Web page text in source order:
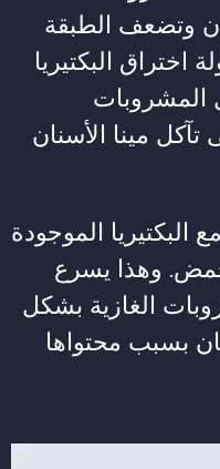
وتضعف الطبقة
اختراق البكتيريا
المشروبات
مينا الأسنان
البكتيريا الموجودة
وهذا يسرع
الغازية بشكل
بسبب محتواها